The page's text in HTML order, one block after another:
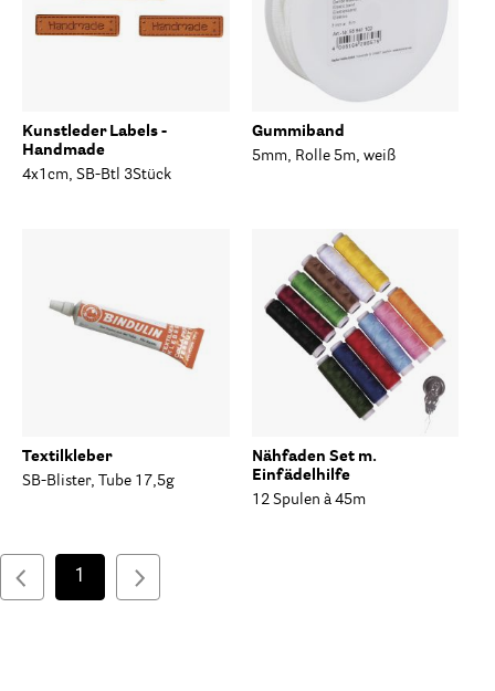
Kunstleder Labels -
Handmade
4x1cm, SB-Btl 3Stück
Gummiband
5mm, Rolle 5m, weiß
Textilkleber
SB-Blister, Tube 17,5g
Nähfaden Set m.
Einfädelhilfe
12 Spulen à 45m
1